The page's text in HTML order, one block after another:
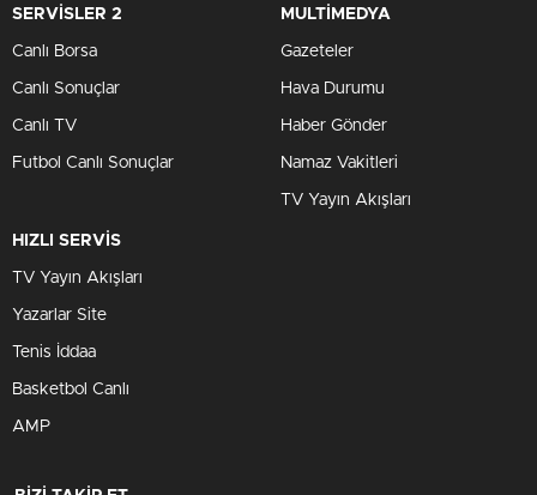
SERVİSLER 2
Canlı Borsa
Canlı Sonuçlar
Canlı TV
Futbol Canlı Sonuçlar
MULTİMEDYA
Gazeteler
Hava Durumu
Haber Gönder
Namaz Vakitleri
TV Yayın Akışları
HIZLI SERVİS
TV Yayın Akışları
Yazarlar Site
Tenis İddaa
Basketbol Canlı
AMP